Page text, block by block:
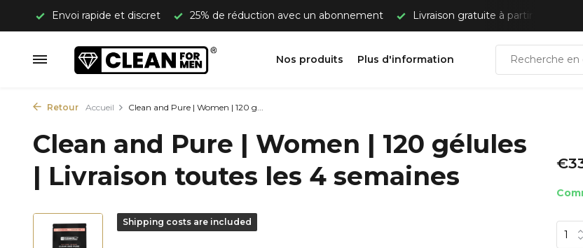
Envoi rapide et discret 25% de réduction avec un abonnement Livraison gratuite à partir de 50 €
Nos produits Plus d'information
Retour Accueil Clean and Pure | Women | 120 g...
Clean and Pure | Women | 120 gélules
| Livraison toutes les 4 semaines
Shipping costs are included